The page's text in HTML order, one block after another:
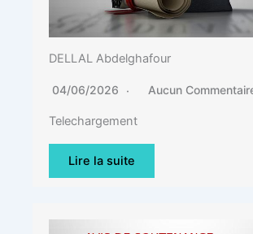
DELLAL Abdelghafour
04/06/2026 Aucun
Telechargement
Lire la suite